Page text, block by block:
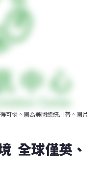
可憐。圖為美國總統川普。圖片
全球僅英、